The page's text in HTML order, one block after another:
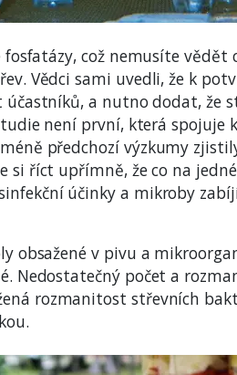
což nemusíte vědět
Vědci sami uvedli, že k
a nutno dodat, že
není první, která spojuje
předchozí výzkumy
si říct upřímně, že co na
účinky a mikroby
obsažené v pivu a
Nedostatečný počet a
rozmanitost střevních